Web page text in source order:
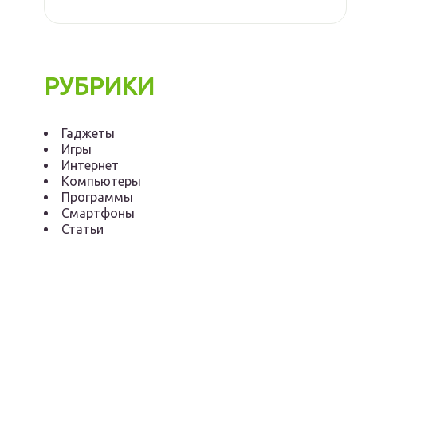
РУБРИКИ
Гаджеты
Игры
Интернет
Компьютеры
Программы
Смартфоны
Статьи